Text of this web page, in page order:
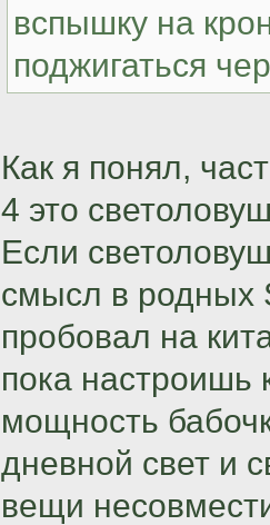
вспышку на
поджигаться
Как я понял,
4 это
Если
смысл в родных
пробовал на
пока настроишь
мощность
дневной свет и
вещи